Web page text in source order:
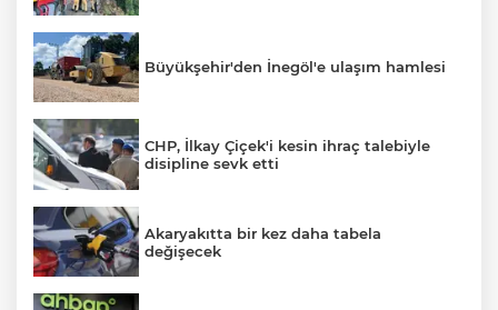
Büyükşehir'den İnegöl'e ulaşım hamlesi
CHP, İlkay Çiçek'i kesin ihraç talebiyle
disipline sevk etti
Akaryakıtta bir kez daha tabela
değişecek